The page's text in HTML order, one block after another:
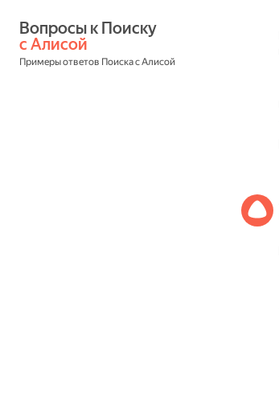
с Алисой
Примеры ответов Поиска с Алисой